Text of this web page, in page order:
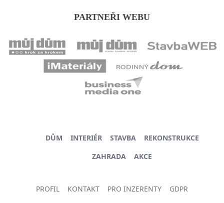
PARTNEŘI WEBU
DŮM INTERIÉR STAVBA
REKONSTRUKCE
ZAHRADA
AKCE
PROFIL KONTAKT PRO INZERENTY GDPR